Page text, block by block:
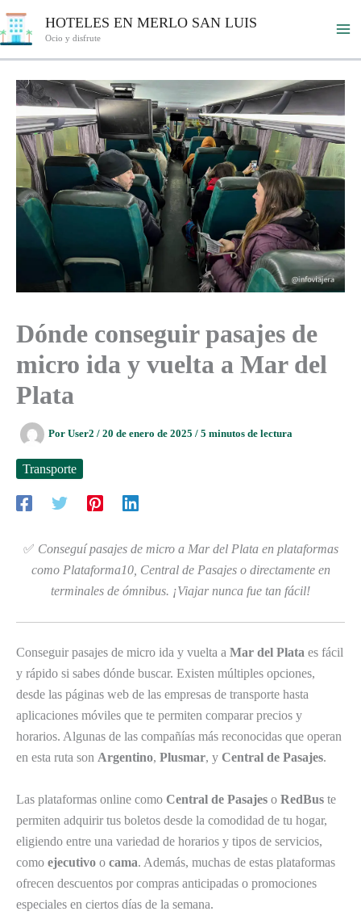
al
HOTELES EN MERLO SAN LUIS
Ocio y disfrute
Dónde conseguir pasajes de
micro ida y vuelta a Mar del
Plata
Por User2 / 20 de enero de 2025 / 5 minutos de lectura
Transporte
✅ Conseguí pasajes de micro a Mar del Plata en plataformas
como Plataforma10, Central de Pasajes o directamente en
terminales de ómnibus. ¡Viajar nunca fue tan fácil!
Conseguir pasajes de micro ida y vuelta a Mar del Plata es fácil
y rápido si sabes dónde buscar. Existen múltiples opciones,
desde las páginas web de las empresas de transporte hasta
aplicaciones móviles que te permiten comparar precios y
horarios. Algunas de las compañías más reconocidas que operan
en esta ruta son Argentino, Plusmar, y Central de Pasajes.
Las plataformas online como Central de Pasajes o RedBus te
permiten adquirir tus boletos desde la comodidad de tu hogar,
eligiendo entre una variedad de horarios y tipos de servicios,
como ejecutivo o cama. Además, muchas de estas plataformas
ofrecen descuentos por compras anticipadas o promociones
especiales en ciertos días de la semana.